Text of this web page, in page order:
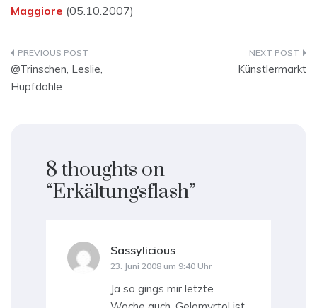
Maggiore (05.10.2007)
Beitragsnavigation
@Trinschen, Leslie,
Hüpfdohle
Künstlermarkt
8 thoughts on
“Erkältungsflash”
Sassylicious
23. Juni 2008 um 9:40 Uhr
Ja so gings mir letzte